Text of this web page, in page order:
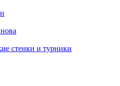
стенки и турники